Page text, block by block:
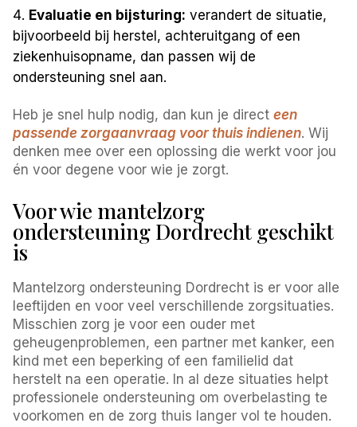
Evaluatie en bijsturing: verandert de situatie,
bijvoorbeeld bij herstel, achteruitgang of een
ziekenhuisopname, dan passen wij de
ondersteuning snel aan.
Heb je snel hulp nodig, dan kun je directeen
passende zorgaanvraag voor thuis indienen. Wij
denken mee over een oplossing die werkt voor jou
én voor degene voor wie je zorgt.
Voor wie mantelzorg
ondersteuning Dordrecht geschikt
is
Mantelzorg ondersteuning Dordrecht is er voor alle
leeftijden en voor veel verschillende zorgsituaties.
Misschien zorg je voor een ouder met
geheugenproblemen, een partner met kanker, een
kind met een beperking of een familielid dat
herstelt na een operatie. In al deze situaties helpt
professionele ondersteuning om overbelasting te
voorkomen en de zorg thuis langer vol te houden.